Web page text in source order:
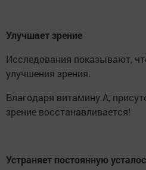
Улучшает зрение
Исследования показывают,
улучшения зрения.
Благодаря витамину А,
зрение восстанавливается!
Устраняет постоянную